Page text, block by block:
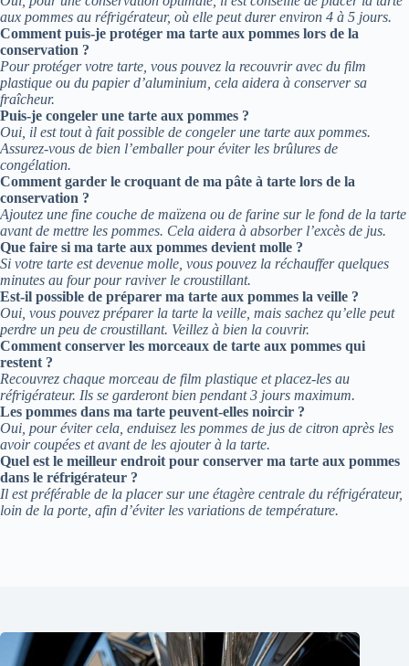
aux pommes au réfrigérateur, où elle peut durer environ 4 à 5 jours.
Comment puis-je protéger ma tarte aux pommes lors de la
conservation ?
Pour protéger votre tarte, vous pouvez la recouvrir avec du film
plastique ou du papier d’aluminium, cela aidera à conserver sa
fraîcheur.
Puis-je congeler une tarte aux pommes ?
Oui, il est tout à fait possible de congeler une tarte aux pommes.
Assurez-vous de bien l’emballer pour éviter les brûlures de
congélation.
Comment garder le croquant de ma pâte à tarte lors de la
conservation ?
Ajoutez une fine couche de maïzena ou de farine sur le fond de la tarte
avant de mettre les pommes. Cela aidera à absorber l’excès de jus.
Que faire si ma tarte aux pommes devient molle ?
Si votre tarte est devenue molle, vous pouvez la réchauffer quelques
minutes au four pour raviver le croustillant.
Est-il possible de préparer ma tarte aux pommes la veille ?
Oui, vous pouvez préparer la tarte la veille, mais sachez qu’elle peut
perdre un peu de croustillant. Veillez à bien la couvrir.
Comment conserver les morceaux de tarte aux pommes qui
restent ?
Recouvrez chaque morceau de film plastique et placez-les au
réfrigérateur. Ils se garderont bien pendant 3 jours maximum.
Les pommes dans ma tarte peuvent-elles noircir ?
Oui, pour éviter cela, enduisez les pommes de jus de citron après les
avoir coupées et avant de les ajouter à la tarte.
Quel est le meilleur endroit pour conserver ma tarte aux pommes
dans le réfrigérateur ?
Il est préférable de la placer sur une étagère centrale du réfrigérateur,
loin de la porte, afin d’éviter les variations de température.